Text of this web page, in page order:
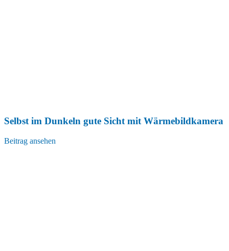
Selbst im Dunkeln gute Sicht mit Wärmebildkamera
Beitrag ansehen